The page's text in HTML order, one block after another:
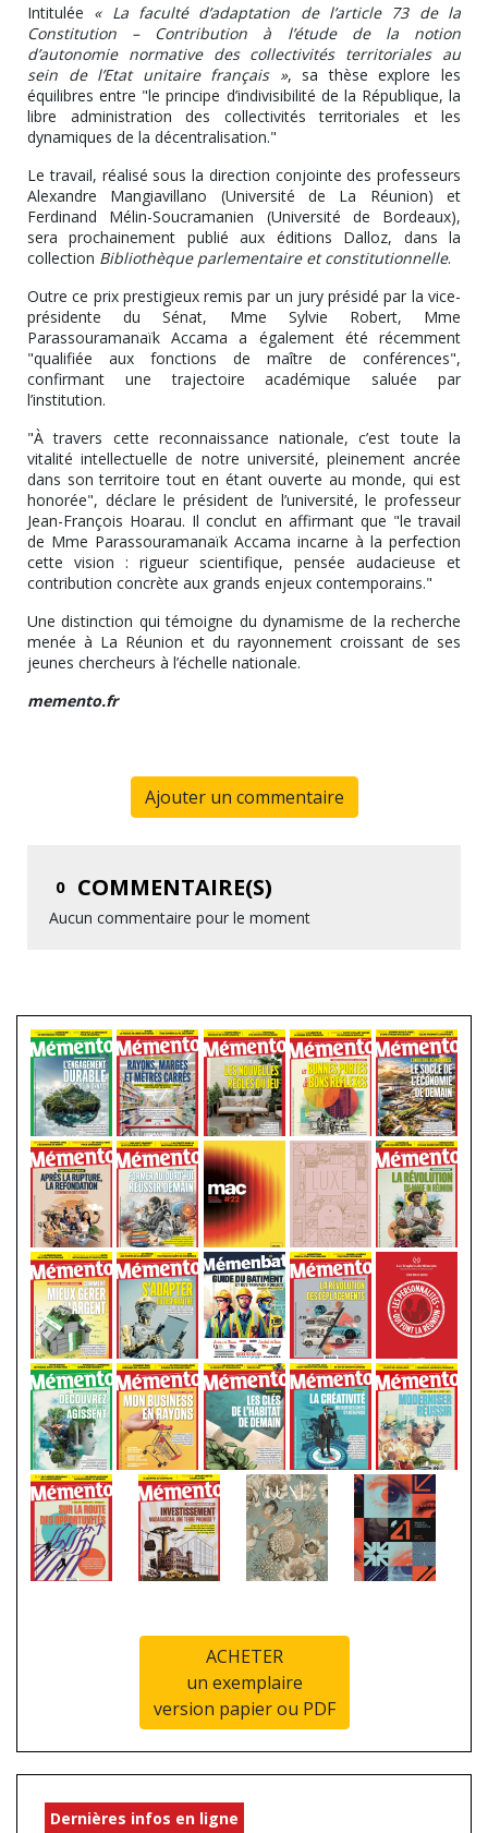
Intitulée « La faculté d’adaptation de l’article 73 de la
Constitution – Contribution à l’étude de la notion
d’autonomie normative des collectivités territoriales au
sein de l’Etat unitaire français », sa thèse explore les
équilibres entre "le principe d’indivisibilité de la République, la
libre administration des collectivités territoriales et les
dynamiques de la décentralisation."
Le travail, réalisé sous la direction conjointe des professeurs
Alexandre Mangiavillano (Université de La Réunion) et
Ferdinand Mélin-Soucramanien (Université de Bordeaux),
sera prochainement publié aux éditions Dalloz, dans la
collection Bibliothèque parlementaire et constitutionnelle.
Outre ce prix prestigieux remis par un jury présidé par la vice-
présidente du Sénat, Mme Sylvie Robert, Mme
Parassouramanaïk Accama a également été récemment
"qualifiée aux fonctions de maître de conférences",
confirmant une trajectoire académique saluée par
l’institution.
"À travers cette reconnaissance nationale, c’est toute la
vitalité intellectuelle de notre université, pleinement ancrée
dans son territoire tout en étant ouverte au monde, qui est
honorée", déclare le président de l’université, le professeur
Jean-François Hoarau. Il conclut en affirmant que "le travail
de Mme Parassouramanaïk Accama incarne à la perfection
cette vision : rigueur scientifique, pensée audacieuse et
contribution concrète aux grands enjeux contemporains."
Une distinction qui témoigne du dynamisme de la recherche
menée à La Réunion et du rayonnement croissant de ses
jeunes chercheurs à l’échelle nationale.
memento.fr
Ajouter un commentaire
0 COMMENTAIRE(S)
Aucun commentaire pour le moment
ACHETER
un exemplaire
version papier ou PDF
Dernières infos en ligne